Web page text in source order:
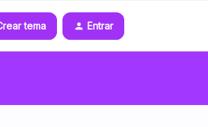
tema Entrar